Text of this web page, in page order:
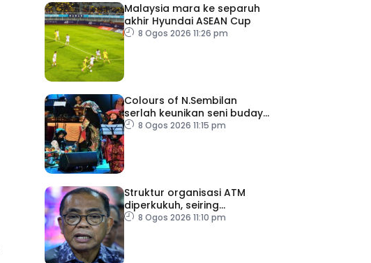
Malaysia mara ke separuh
akhir Hyundai ASEAN Cup
8 Ogos 2026 11:26 pm
Colours of N.Sembilan
serlah keunikan seni budaya
negeri beradat
8 Ogos 2026 11:15 pm
Struktur organisasi ATM
diperkukuh, seiring
pemodenan aset
8 Ogos 2026 11:10 pm